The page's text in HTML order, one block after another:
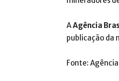
AAgência
publicação da
Fonte: Agência